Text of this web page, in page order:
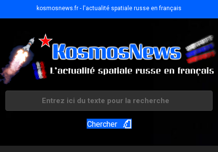
kosmosnews.fr - l'actualité spatiale russe en français
Chercher